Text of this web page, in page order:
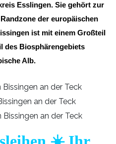
Esslingen. Sie gehört zur
der europäischen
ist mit einem Großteil
des Biosphärengebiets
Alb.